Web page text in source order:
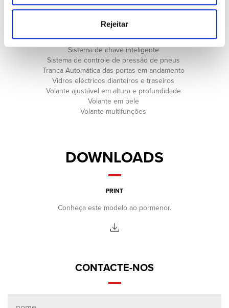
Rejeitar
Sensores de Estacionamento
Sensores de Luzes
Sistema de ajuda ao arranque em inclinação
Sistema de Assistência à Manutenção na Faixa de Rodagem
Sistema de chave inteligente
Sistema de controle de pressão de pneus
Tranca Automática das portas em andamento
Vidros eléctricos dianteiros e traseiros
Volante ajustável em altura e profundidade
Volante em pele
Volante multifunções
DOWNLOADS
PRINT
Conheça este modelo ao pormenor.
CONTACTE-NOS